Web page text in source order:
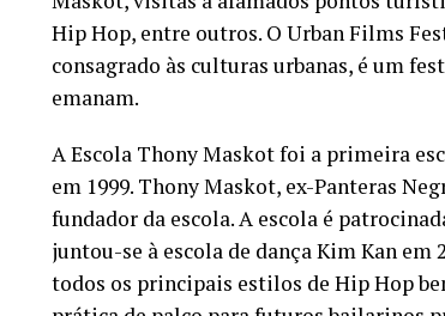
Hip Hop, entre outros. O Urban Films
consagrado às culturas urbanas, é um
emanam.
A Escola Thony Maskot foi a primeira
em 1999. Thony Maskot, ex-Panteras
fundador da escola. A escola é
juntou-se à escola de dança Kim Kan
todos os principais estilos de Hip Hop